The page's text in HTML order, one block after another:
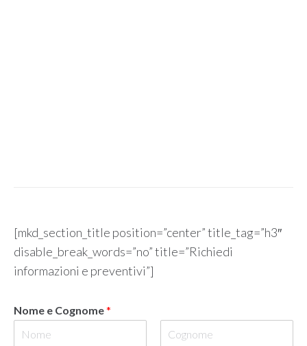
[mkd_section_title position=”center” title_tag=”h3″
disable_break_words=”no” title=”Richiedi
informazioni e preventivi”]
Nome e Cognome*